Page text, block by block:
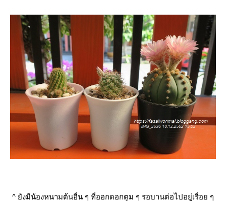
^ ังมีน้องหนามต้นอื่น ๆ ที่ออกดอกตูม ๆ รอบานต่อไปอยู่เรื่อย ๆ